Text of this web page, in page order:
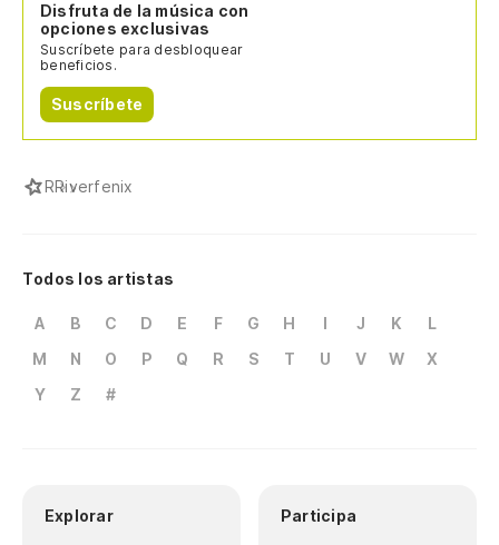
Disfruta de la música con
opciones exclusivas
Suscríbete para desbloquear
beneficios.
Suscríbete
RRiverfenix
Todos los artistas
A B C D E F G H I J K
L
M
N O P Q R S T U V W
X
Y
Z #
Explorar Participa